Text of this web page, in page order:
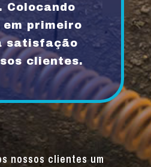
Colocando
em primeiro
satisfação
clientes.
nossos clientes um